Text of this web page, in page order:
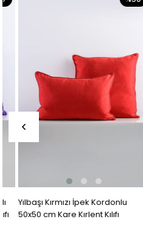
Yılbaşı Kırmızı İpek Kordonlu
50x50 cm Kare Kırlent Kılıfı